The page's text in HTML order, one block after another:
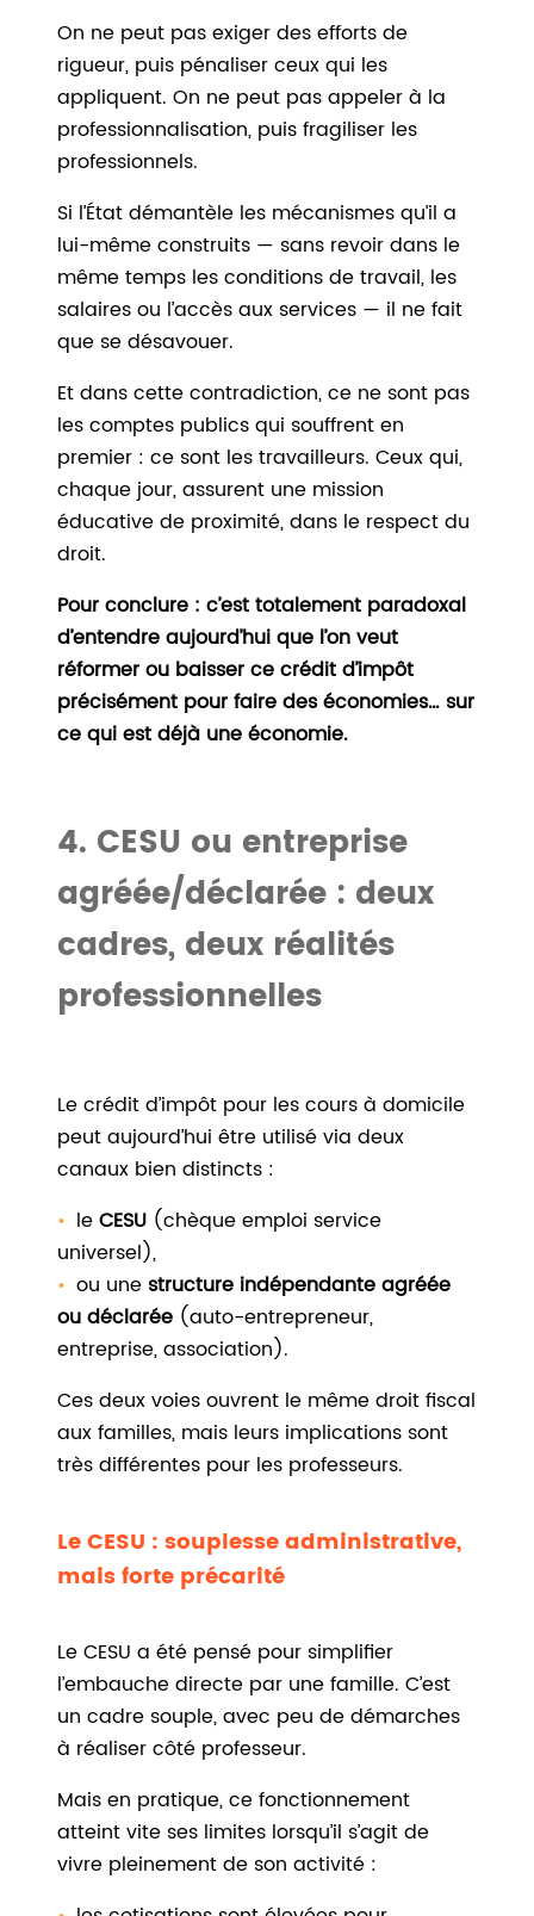
On ne peut pas exiger des efforts de
rigueur, puis pénaliser ceux qui les
appliquent. On ne peut pas appeler à la
professionnalisation, puis fragiliser les
professionnels.
Si l’État démantèle les mécanismes qu’il a
lui-même construits — sans revoir dans le
même temps les conditions de travail, les
salaires ou l’accès aux services — il ne fait
que se désavouer.
Et dans cette contradiction, ce ne sont pas
les comptes publics qui souffrent en
premier : ce sont les travailleurs. Ceux qui,
chaque jour, assurent une mission
éducative de proximité, dans le respect du
droit.
Pour conclure : c’est totalement paradoxal
d’entendre aujourd’hui que l’on veut
réformer ou baisser ce crédit d’impôt
précisément pour faire des économies… sur
ce qui est déjà une économie.
4. CESU ou entreprise
agréée/déclarée : deux
cadres, deux réalités
professionnelles
Le crédit d’impôt pour les cours à domicile
peut aujourd’hui être utilisé via deux
canaux bien distincts :
leCESU (chèque emploi service
universel),
ou une structure indépendante agréée
ou déclarée (auto-entrepreneur,
entreprise, association).
Ces deux voies ouvrent le même droit fiscal
aux familles, mais leurs implications sont
très différentes pour les professeurs.
Le CESU : souplesse administrative,
mais forte précarité
Le CESU a été pensé pour simplifier
l’embauche directe par une famille. C’est
un cadre souple, avec peu de démarches
à réaliser côté professeur.
Mais en pratique, ce fonctionnement
atteint vite ses limites lorsqu’il s’agit de
vivre pleinement de son activité :